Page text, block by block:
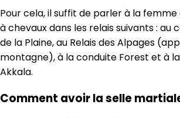
Pour cela, il suffit de parler à la
à chevaux dans les relais suivants : au
de la Plaine, au Relais des Alpages
montagne), à ​​la conduite Forest et à
Akkala.
Comment avoir la selle